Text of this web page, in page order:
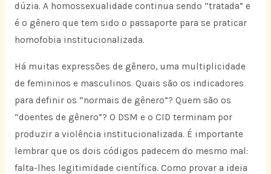
dúzia. A homossexualidade continua sendo “tratada” e
é o gênero que tem sido o passaporte para se praticar
homofobia institucionalizada.
Há muitas expressões de gênero, uma multiplicidade
de femininos e masculinos. Quais são os indicadores
para definir os “normais de gênero”? Quem são os
“doentes de gênero”? O DSM e o CID terminam por
produzir a violência institucionalizada. É importante
lembrar que os dois códigos padecem do mesmo mal:
falta-lhes legitimidade científica. Como provar a ideia